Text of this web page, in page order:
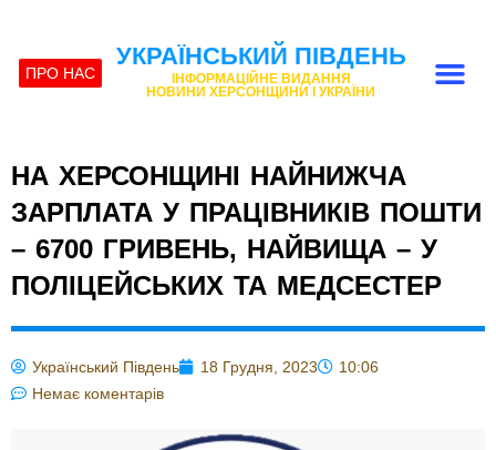
ПРО НАС
УКРАЇНСЬКИЙ ПІВДЕНЬ
ІНФОРМАЦІЙНЕ ВИДАННЯ
НОВИНИ ХЕРСОНЩИНИ І УКРАЇНИ
НА ХЕРСОНЩИНІ НАЙНИЖЧА
ЗАРПЛАТА У ПРАЦІВНИКІВ ПОШТИ
– 6700 ГРИВЕНЬ, НАЙВИЩА – У
ПОЛІЦЕЙСЬКИХ ТА МЕДСЕСТЕР
Український Південь 18 Грудня, 2023
10:06
Немає коментарів